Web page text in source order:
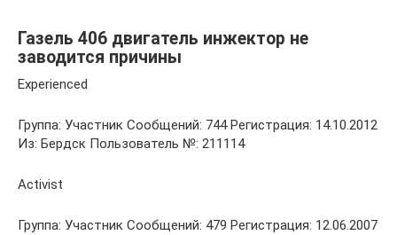
Газель 406 двигатель инжектор не
заводится причины
Experienced
Группа: Участник Сообщений: 744 Регистрация: 14.10.2012
Из: Бердск Пользователь №: 211114
Activist
Группа: Участник Сообщений: 479 Регистрация: 12.06.2007